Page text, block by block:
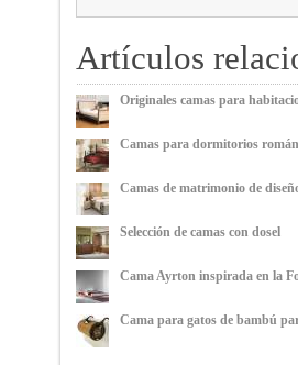
Artículos
Originales camas para
Camas para dormitorios
Camas de matrimonio de
Selección de camas con dosel
Cama Ayrton inspirada en la
Cama para gatos de bambú